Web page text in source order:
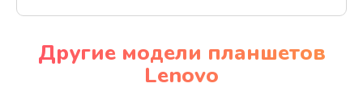
Замена разъема питания
Другие модели планшетов
Lenovo